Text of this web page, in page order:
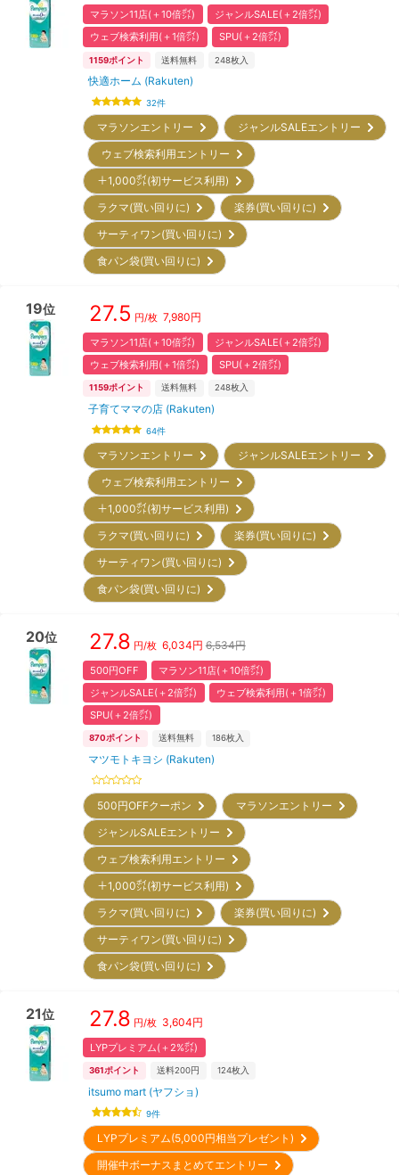
マラソン11店(＋10倍㌽)
ジャンルSALE(＋2倍㌽)
ウェブ検索利用(＋1倍㌽)
SPU(＋2倍㌽)
1159ポイント 送料無料 248枚入
快適ホーム (Rakuten)
32件
マラソンエントリー
ジャンルSALEエントリー
ウェブ検索利用エントリー
＋1,000㌽(初サービス利用)
ラクマ(買い回りに)
楽券(買い回りに)
サーティワン(買い回りに)
食パン袋(買い回りに)
19位 27.5 円/枚 7,980円
マラソン11店(＋10倍㌽)
ジャンルSALE(＋2倍㌽)
ウェブ検索利用(＋1倍㌽)
SPU(＋2倍㌽)
1159ポイント 送料無料 248枚入
子育てママの店 (Rakuten)
64件
マラソンエントリー
ジャンルSALEエントリー
ウェブ検索利用エントリー
＋1,000㌽(初サービス利用)
ラクマ(買い回りに)
楽券(買い回りに)
サーティワン(買い回りに)
食パン袋(買い回りに)
20位 27.8 円/枚 6,034円 6,534円
500円OFF
マラソン11店(＋10倍㌽)
ジャンルSALE(＋2倍㌽)
ウェブ検索利用(＋1倍㌽)
SPU(＋2倍㌽)
870ポイント 送料無料 186枚入
マツモトキヨシ (Rakuten)
500円OFFクーポン
マラソンエントリー
ジャンルSALEエントリー
ウェブ検索利用エントリー
＋1,000㌽(初サービス利用)
ラクマ(買い回りに)
楽券(買い回りに)
サーティワン(買い回りに)
食パン袋(買い回りに)
21位 27.8 円/枚 3,604円
LYPプレミアム(＋2%㌽)
361ポイント 送料200円 124枚入
itsumo mart (ヤフショ)
9件
LYPプレミアム(5,000円相当プレゼント)
開催中ボーナスまとめてエントリー